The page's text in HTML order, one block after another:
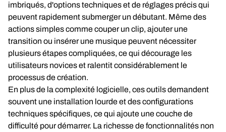
imbriqués, d'options techniques et de réglages précis qui
peuvent rapidement submerger un débutant. Même des
actions simples comme couper un clip, ajouter une
transition ou insérer une musique peuvent nécessiter
plusieurs étapes compliquées, ce qui décourage les
utilisateurs novices et ralentit considérablement le
processus de création.
En plus de la complexité logicielle, ces outils demandent
souvent une installation lourde et des configurations
techniques spécifiques, ce qui ajoute une couche de
difficulté pour démarrer. La richesse de fonctionnalités non